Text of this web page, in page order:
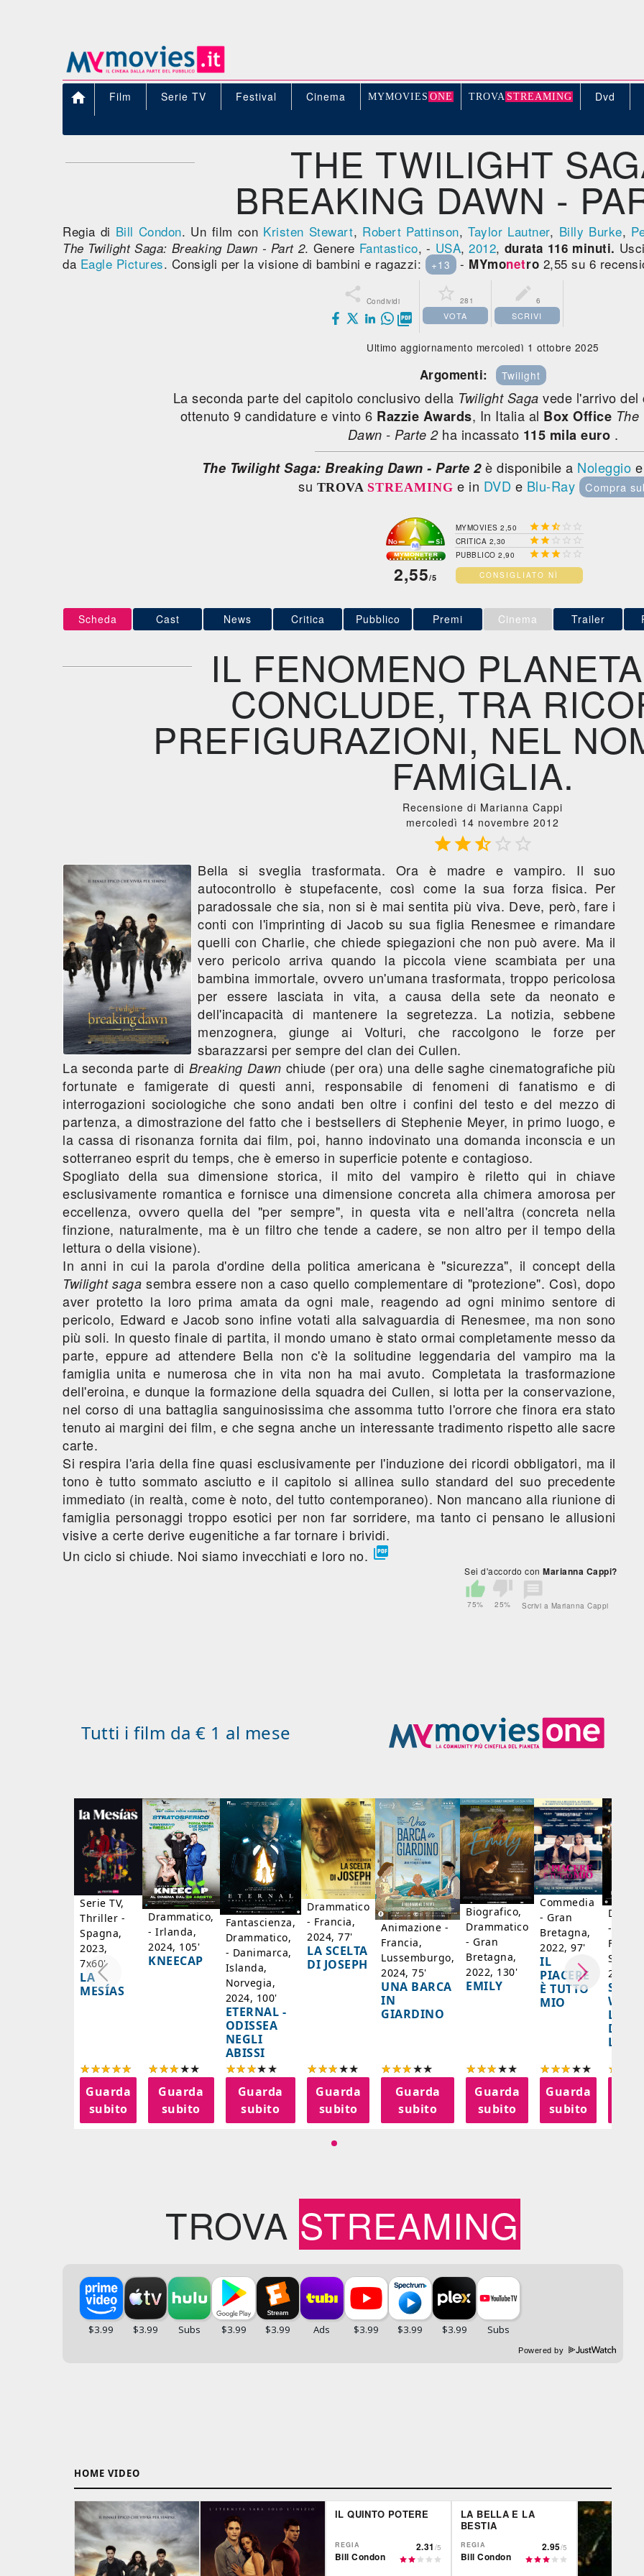
 Film Serie TV Festival Cinema MYMOVIE S ONE TROVA STREAMING Dvd
THE TWILIGHT
BREAKING DAWN -
Regia di Bill Condon. Un film con Kristen Stewart, Robert Pattinson,Taylor Lautner, Billy Burke,
The Twilight Saga: Breaking Dawn - Part 2. Genere Fantastico, - USA,2012, durata 116 minuti.
da Eagle Pictures. Consigli per la visione di bambini e ragazzi: +13 - MYmonetro 2,55 su 6
 Condividi

 281
VOTA
 6
SCRIVI
Ultimo aggiornamento mercoledì 1 ottobre 2025
Argomenti: Twilight
La seconda parte del capitolo conclusivo della Twilight Saga vede l'arrivo
ottenuto 9 candidature e vinto 6 Razzie Awards, In Italia al Box Office
Dawn - Parte 2ha incassato 115 mila euro .
The Twilight Saga: Breaking Dawn - Parte 2è disponibile a Noleggio
su TROVA STREAMING e in DVD e Blu-Ray Compra
2,55/5
MYMOVIES 2,50   
CRITICA 2,30    
PUBBLICO 2,90   
CONSIGLIATO NÌ
Scheda Cast News Critica Pubblico Premi Cinema Trailer
IL FENOMENO
CONCLUDE, TRA
PREFIGURAZIONI, NEL
FAMIGLIA.
Recensione di Marianna Cappi
mercoledì 14 novembre 2012
  
Bella si sveglia trasformata. Ora è madre e vampiro. Il suo
autocontrollo è stupefacente, così come la sua forza fisica. Per
paradossale che sia, non si è mai sentita più viva. Deve, però, fare i
conti con l'imprinting di Jacob su sua figlia Renesmee e rimandare
quelli con Charlie, che chiede spiegazioni che non può avere. Ma il
vero pericolo arriva quando la piccola viene scambiata per una
bambina immortale, ovvero un'umana trasformata, troppo pericolosa
per essere lasciata in vita, a causa della sete da neonato e
dell'incapacità di mantenere la segretezza. La notizia, sebbene
menzognera, giunge ai Volturi, che raccolgono le forze per
sbarazzarsi per sempre del clan dei Cullen.
La seconda parte di Breaking Dawn chiude (per ora) una delle saghe cinematografiche più
fortunate e famigerate di questi anni, responsabile di fenomeni di fanatismo e di
interrogazioni sociologiche che sono andati ben oltre i confini del testo e del mezzo di
partenza, a dimostrazione del fatto che i bestsellers di Stephenie Meyer, in primo luogo, e
la cassa di risonanza fornita dai film, poi, hanno indovinato una domanda inconscia e un
sotterraneo esprit du temps, che è emerso in superficie potente e contagioso.
Spogliato della sua dimensione storica, il mito del vampiro è riletto qui in chiave
esclusivamente romantica e fornisce una dimensione concreta alla chimera amorosa per
eccellenza, ovvero quella del "per sempre", in questa vita e nell'altra (concreta nella
finzione, naturalmente, ma è un filtro che tende a cadere, se non altro per il tempo della
lettura o della visione).
In anni in cui la parola d'ordine della politica americana è "sicurezza", il concept della
Twilight saga sembra essere non a caso quello complementare di "protezione". Così, dopo
aver protetto la loro prima amata da ogni male, reagendo ad ogni minimo sentore di
pericolo, Edward e Jacob sono infine votati alla salvaguardia di Renesmee, ma non sono
più soli. In questo finale di partita, il mondo umano è stato ormai completamente messo da
parte, eppure ad attendere Bella non c'è la solitudine leggendaria del vampiro ma la
famiglia unita e numerosa che in vita non ha mai avuto. Completata la trasformazione
dell'eroina, e dunque la formazione della squadra dei Cullen, si lotta per la conservazione,
nel corso di una battaglia sanguinosissima che assomma tutto l'orrore che finora era stato
tenuto ai margini dei film, e che segna anche un interessante tradimento rispetto alle sacre
carte.
Si respira l'aria della fine quasi esclusivamente per l'induzione dei ricordi obbligatori, ma il
tono è tutto sommato asciutto e il capitolo si allinea sullo standard del suo precedente
immediato (in realtà, come è noto, del tutto contemporaneo). Non mancano alla riunione di
famiglia personaggi troppo esotici per non far sorridere, ma tanto ci pensano le allusioni
visive a certe derive eugenitiche a far tornare i brividi.
Un ciclo si chiude. Noi siamo invecchiati e loro no. 
Sei d'accordo conMarianna Cappi?
75% 25% Scrivi a Marianna Cappi
Tutti i film da € 1 al mese
Serie TV,
Thriller -
Spagna,
2023,
7x60'
LA
MESÍAS
Guarda
subito
Drammatico,
- Irlanda,
2024, 105'
KNEECAP
Guarda
subito
Fantascienza,
Drammatico,
- Danimarca,
Islanda,
Norvegia,
2024, 100'
ETERNAL -
ODISSEA
NEGLI
ABISSI
Guarda
subito
Drammatico
- Francia,
2024, 77'
LA SCELTA
DI JOSEPH
Guarda
subito
Animazione -
Francia,
Lussemburgo,
2024, 75'
UNA BARCA
IN
GIARDINO
Guarda
subito
Biografico,
Drammatico
- Gran
Bretagna,
2022, 130'
EMILY
Guarda
subito
Commedia
- Gran
Bretagna,
2022, 97'
IL
PIACERE
È TUTTO
MIO
Guarda
subito
-
Francia,
2024,
SPIRIT
LA
DELLE
TROVA STREAMING
Powered by
HOME VIDEO
IL QUINTO POTERE
REGIA
Bill Condon
2.31 /5
LA BELLA E LA
BESTIA
REGIA
Bill Condon
2.95/5